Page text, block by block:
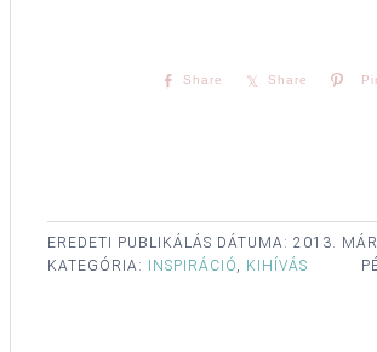
Share Share
EREDETI PUBLIKÁLÁS DÁTUMA: 2013.
KATEGÓRIA: INSPIRÁCIÓ, KIHÍVÁS